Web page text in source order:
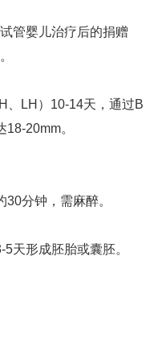
管婴儿治疗后的捐赠
、LH）10-14天，通过B
20mm‌。
分钟，需麻醉‌。
天形成胚胎或囊胚‌。